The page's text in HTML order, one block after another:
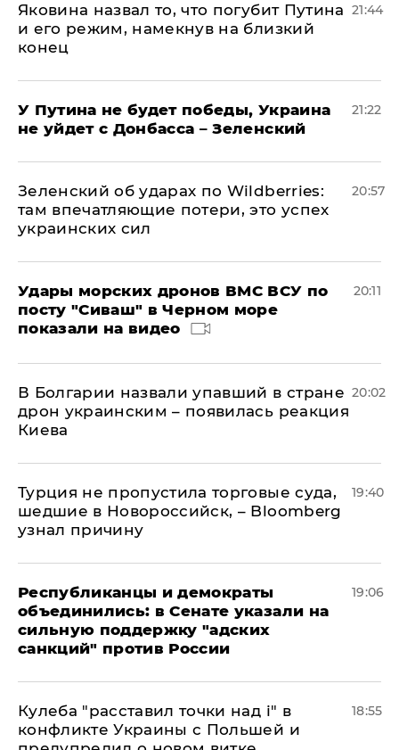
Яковина назвал то, что погубит Путина
и его режим, намекнув на близкий
конец
21:44
У Путина не будет победы, Украина
не уйдет с Донбасса – Зеленский
21:22
Зеленский об ударах по Wildberries:
там впечатляющие потери, это успех
украинских сил
20:57
Удары морских дронов ВМС ВСУ по
посту "Сиваш" в Черном море
показали на видео
20:11
В Болгарии назвали упавший в стране
дрон украинским – появилась реакция
Киева
20:02
Турция не пропустила торговые суда,
шедшие в Новороссийск, – Bloomberg
узнал причину
19:40
Республиканцы и демократы
объединились: в Сенате указали на
сильную поддержку "адских
санкций" против России
19:06
Кулеба "расставил точки над і" в
конфликте Украины с Польшей и
18:55